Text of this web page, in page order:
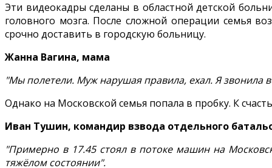
Эти видеокадры сделаны в областной детской
головного мозга. После сложной операции семья
срочно доставить в городскую больницу.
Жанна Вагина, мама
"Мы полетели. Муж нарушая правила, ехал. Я звонила
Однако на Московской семья попала в пробку. К
Иван Тушин, командир взвода отдельного
"Примерно в 17.45 стоял в потоке машин на
тяжёлом состоянии".